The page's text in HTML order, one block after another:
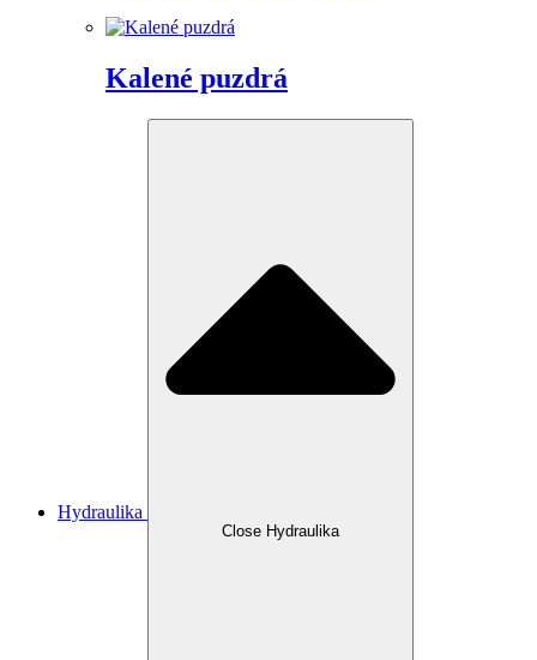
Kalené puzdrá
Hydraulika
Close Hydraulika